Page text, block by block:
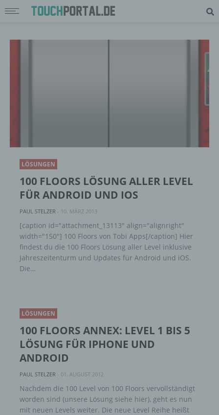
LÖSUNGEN
100 FLOORS LÖSUNG ALLER LEVEL
FÜR ANDROID UND IOS
PAUL STELZER - 10. MÄRZ 2013
[caption id="attachment_13113" align="alignright"
width="150"] 100 Floors von Tobi Apps[/caption] Hier
findest du die 100 Floors Lösung aller Level inklusive
Jahreszeitenturm und Updates für Android und iOS.
Die…
LÖSUNGEN
100 FLOORS ANNEX: LEVEL 1 BIS 5
LÖSUNG FÜR IPHONE UND
ANDROID
PAUL STELZER - 01. AUGUST 2012
Nachdem die 100 Level von 100 Floors vervollständigt
worden sind (unsere Lösung siehe hier), geht es nun
mit neuen Levels weiter. Die neue Level Reihe heißt